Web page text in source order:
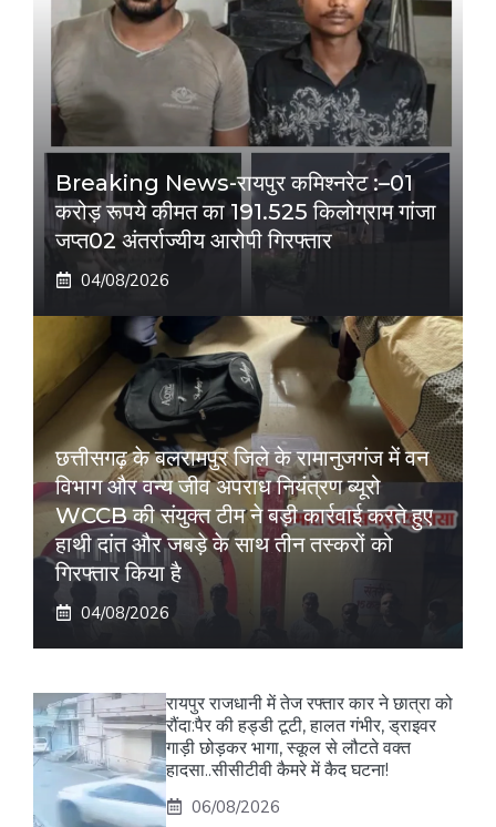
Breaking News-रायपुर कमिश्नरेट :–01
करोड़ रूपये कीमत का 191.525 किलोग्राम गांजा
जप्त02 अंतर्राज्यीय आरोपी गिरफ्तार
04/08/2026
छत्तीसगढ़ के बलरामपुर जिले के रामानुजगंज में वन
विभाग और वन्य जीव अपराध नियंत्रण ब्यूरो
WCCB की संयुक्त टीम ने बड़ी कार्रवाई करते हुए
हाथी दांत और जबड़े के साथ तीन तस्करों को
गिरफ्तार किया है
04/08/2026
रायपुर राजधानी में तेज रफ्तार कार ने छात्रा को
रौंदा:पैर की हड्डी टूटी, हालत गंभीर, ड्राइवर
गाड़ी छोड़कर भागा, स्कूल से लौटते वक्त
हादसा..सीसीटीवी कैमरे में कैद घटना!
06/08/2026